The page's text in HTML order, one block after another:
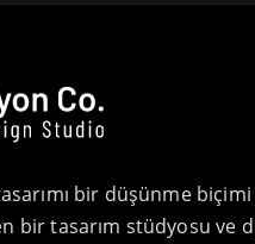
bir düşünme
bir tasarım stüdyosu ve